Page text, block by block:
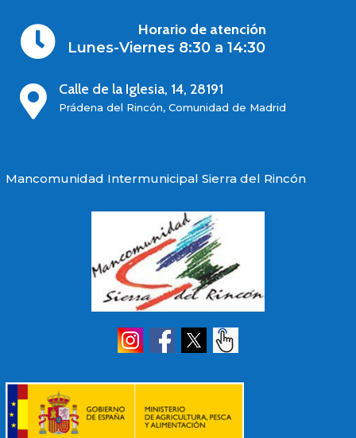

Horario de atención
Lunes-Viernes 8:30 a 14:30
 Calle de la Iglesia, 14, 28191
Prádena del Rincón, Comunidad de Madrid
Mancomunidad Intermunicipal Sierra del Rincón